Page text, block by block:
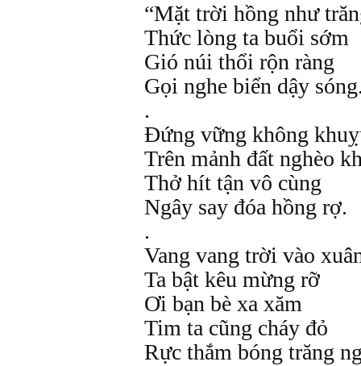
“Mặt trời hồng như
Thức lòng ta buổi sớm
Gió núi thổi rộn ràng
Gọi nghe biển dậy
.
Đứng vững không
Trên mảnh đất nghèo
Thở hít tận vô cùng
Ngây say đóa hồng rợ.
.
Vang vang trời vào
Ta bật kêu mừng rỡ
Ơi bạn bè xa xăm
Tim ta cũng cháy đỏ
Rực thắm bóng trăng